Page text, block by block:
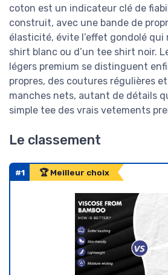
coton est un indicateur clé de
construit, avec une bande de
élasticité, évite l’effet gondolé qui
shirt blanc ou d’un tee shirt noir.
légers premium se distinguent
propres, des coutures régulières
manches nets, autant de détails
simple tee des vrais vetements
Le classement
#1 🏆 Meilleur choix